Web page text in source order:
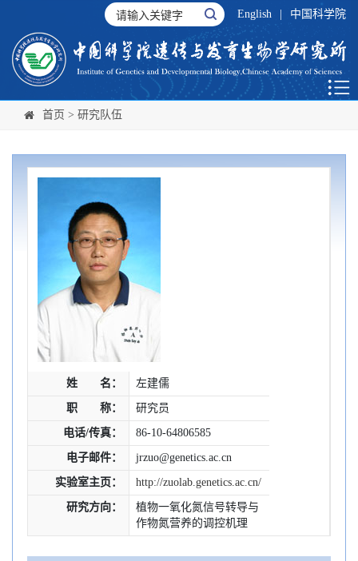
English 中国科学院
首页 > 研究队伍
姓 名： 左建儒
职 称： 研究员
电话/传真： 86-10-64806585
电子邮件： jrzuo@genetics.ac.cn
实验室主页： http://zuolab.genetics.ac.cn/
研究方向：
植物一氧化氮信号转导与
作物氮营养的调控机理